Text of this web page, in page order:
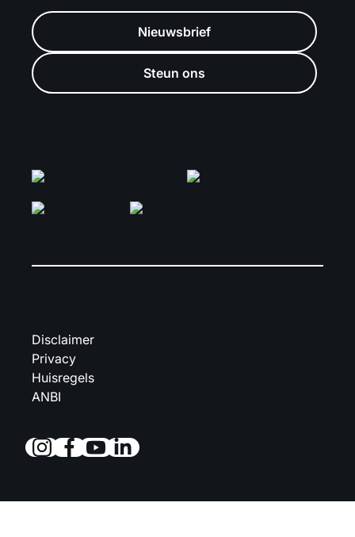
Nieuwsbrief
Steun ons
Disclaimer
Privacy
Huisregels
ANBI